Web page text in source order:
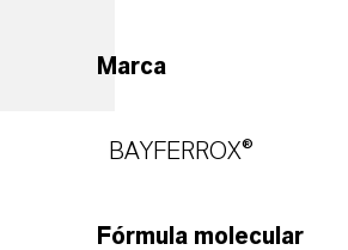
Marca
BAYFERROX®
Fórmula molecular